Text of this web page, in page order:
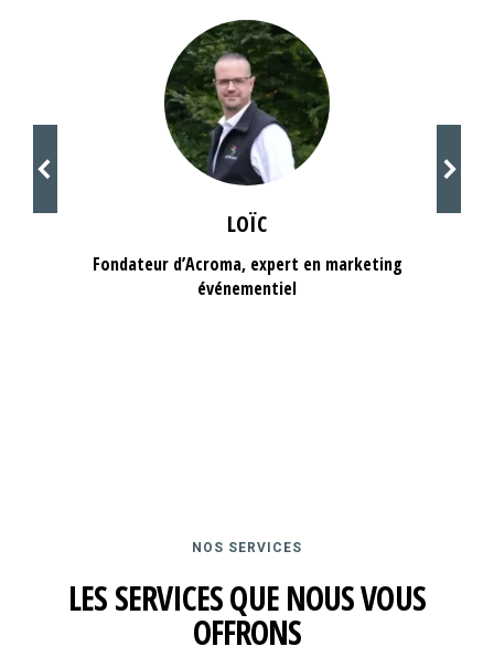
LOÏC
Fondateur d’Acroma, expert en marketing
événementiel
NOS SERVICES
LES SERVICES QUE NOUS VOUS
OFFRONS